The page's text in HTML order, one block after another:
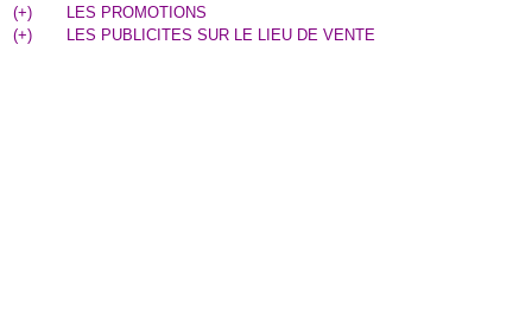
(+)
LES PROMOTIONS
(+) LES PUBLICITES SUR LE LIEU DE VENTE